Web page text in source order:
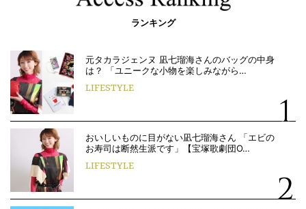
ランキング
元タカラジェンヌ 凪七瑠海さんのバッグの中身
は？ 「ユニークな小物を楽しみながら…
LIFESTYLE
おいしいものに目がない凪七瑠海さん 「エビの
お寿司は断然生派です」【宝塚歌劇団O…
LIFESTYLE